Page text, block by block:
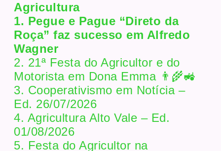
Agricultura
1. Pegue e Pague “Direto da
Roça” faz sucesso em Alfredo
Wagner
2. 21ª Festa do Agricultor e do
Motorista em Dona Emma 👨‍🌾🚜
3. Cooperativismo em Notícia –
Ed. 26/07/2026
4. Agricultura Alto Vale – Ed.
01/08/2026
5. Festa do Agricultor na